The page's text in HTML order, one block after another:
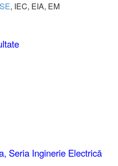
, IEC, EIA, EM
Seria Inginerie Electrică